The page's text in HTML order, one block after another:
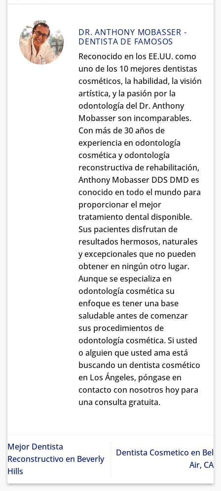
DR. ANTHONY MOBASSER -
DENTISTA DE FAMOSOS
Reconocido en los EE.UU. como
uno de los 10 mejores dentistas
cosméticos, la habilidad, la visión
artística, y la pasión por la
odontología del Dr. Anthony
Mobasser son incomparables.
Con más de 30 años de
experiencia en odontología
cosmética y odontología
reconstructiva de rehabilitación,
Anthony Mobasser DDS DMD es
conocido en todo el mundo para
proporcionar el mejor
tratamiento dental disponible.
Sus pacientes disfrutan de
resultados hermosos, naturales
y excepcionales que no pueden
obtener en ningún otro lugar.
Aunque se especializa en
odontología cosmética su
enfoque es tener una base
saludable antes de comenzar
sus procedimientos de
odontología cosmética. Si usted
o alguien que usted ama está
buscando un dentista cosmético
en Los Ángeles, póngase en
contacto con nosotros hoy para
una consulta gratuita.
Mejor Dentista
Reconstructivo en Beverly
Hills
Dentista Cosmetico en Bel
Air, CA